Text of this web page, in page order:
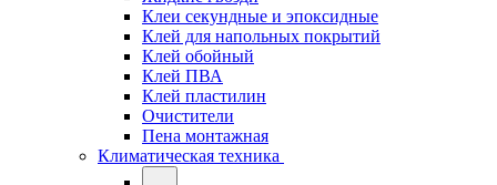
Клеи секундные и эпоксидные
Клей для напольных покрытий
Клей обойный
Клей ПВА
Клей пластилин
Очистители
Пена монтажная
Климатическая техника